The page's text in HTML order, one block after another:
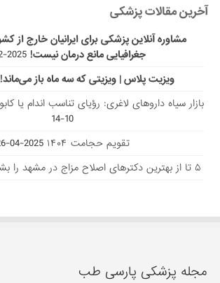
آخرین مقالات پزشکی
مشاوره آنلاین پزشکی برای ایرانیان خارج از
جغرافیایی مانع درمان نیست! 2025-12-04
ویزیت پلاس | ویزیتی که سه ماه باز می‌ماند!
بازار سیاه داروهای لاغری: رؤیای تناسب اندام یا
10-14
تقویم حجامت ۱۴۰۴
2025-04-26
۵ تا از بهترین دکتر‌های اصلاح مزاج در مشهد را بشناسید!
مجله پزشکی پارسی طب